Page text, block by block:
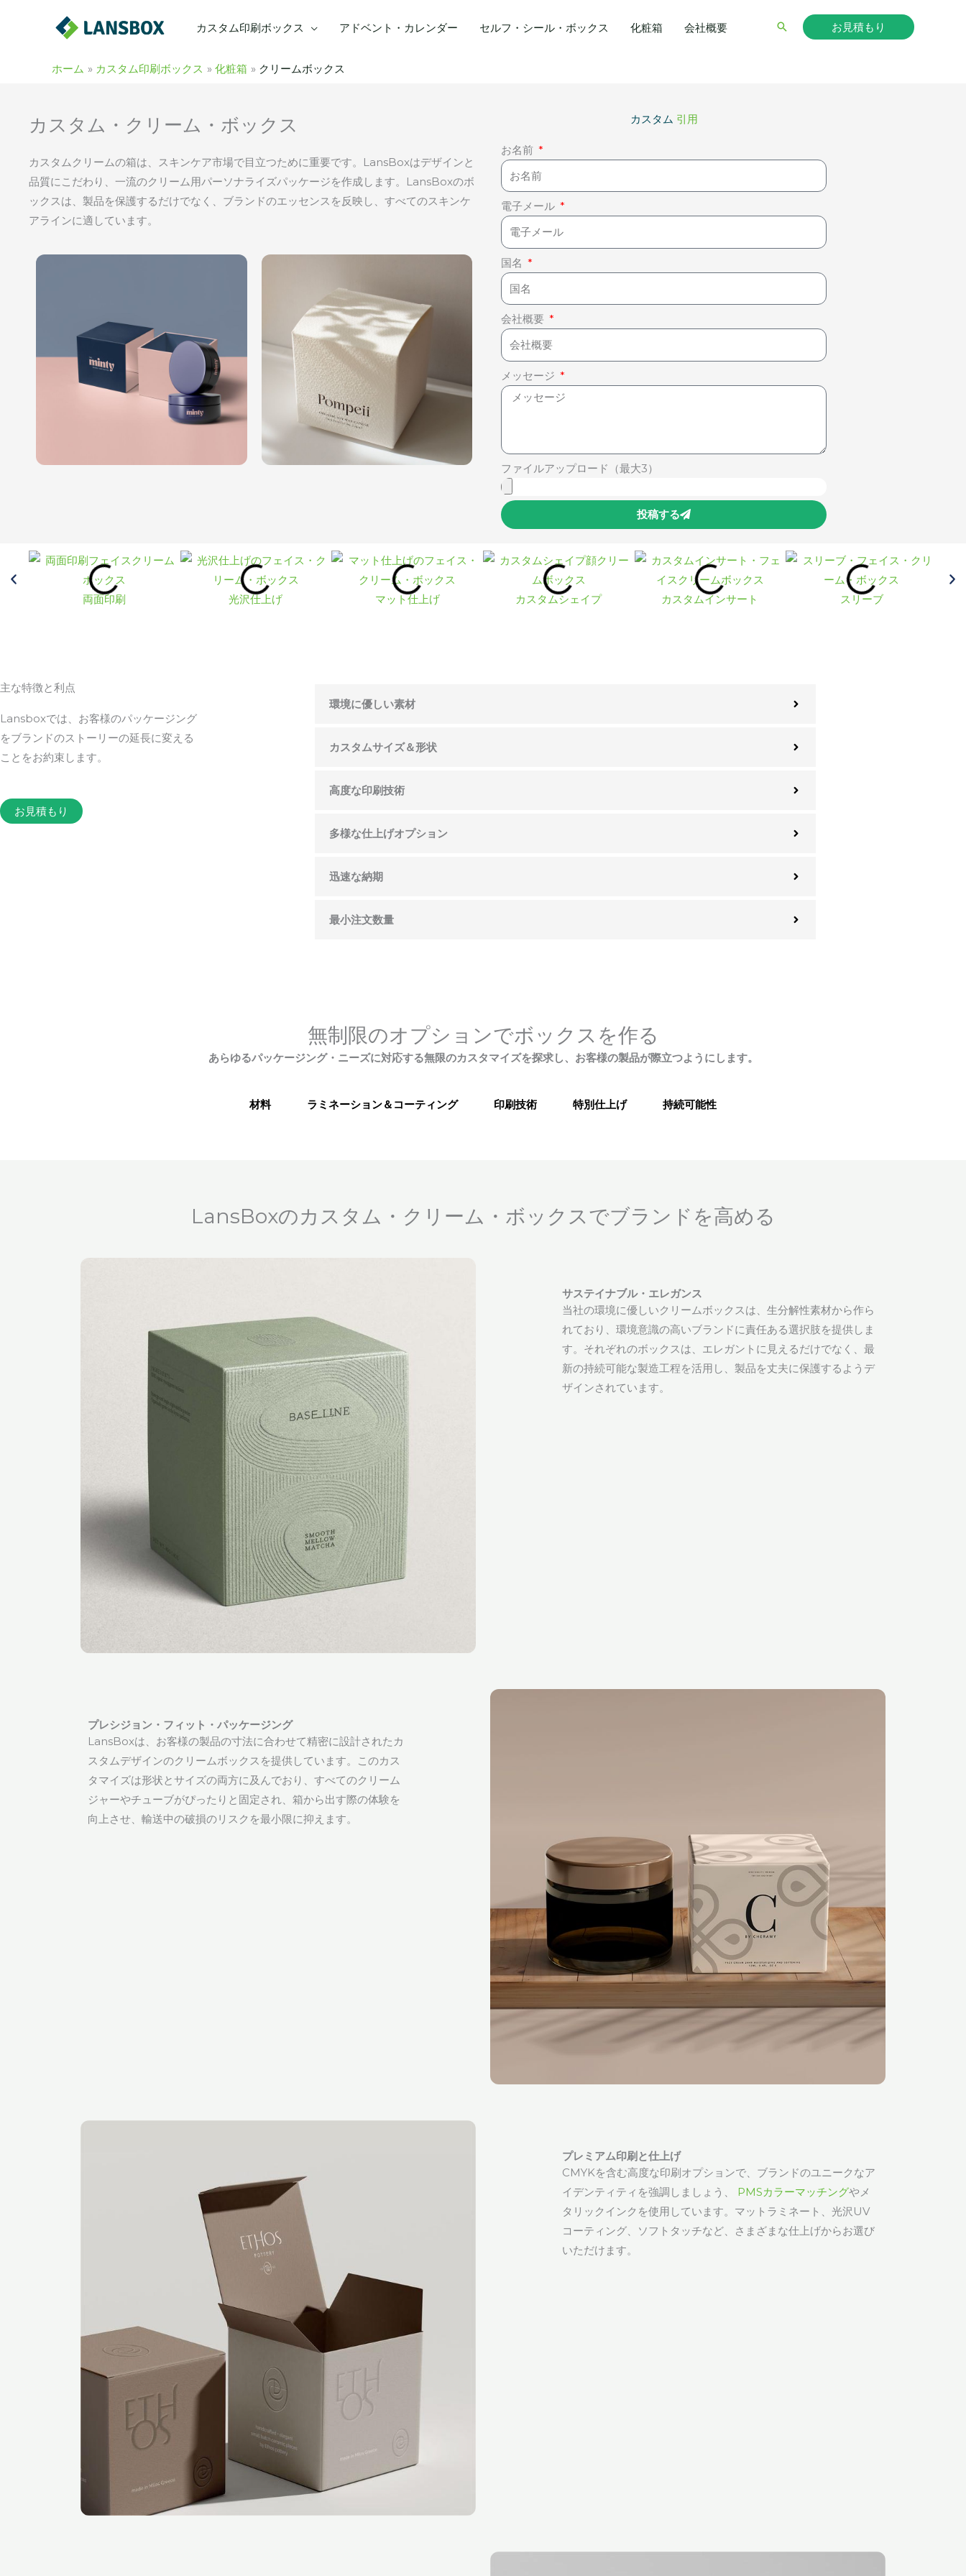
カスタム印刷ボックス アドベント・カレンダー セルフ・シール・ボックス 化粧箱 会社概要
検
お見積もり
ホーム カスタム印刷ボックス 化粧箱 クリームボックス
カスタム・クリーム・ボックス
カスタムクリームの箱は、スキンケア市場で目立つために重要です。LansBoxはデザインと
品質にこだわり、一流のクリーム用パーソナライズパッケージを作成します。LansBoxのボ
ックスは、製品を保護するだけでなく、ブランドのエッセンスを反映し、すべてのスキンケ
アラインに適しています。
カスタム 引用
お名前
電子メール
国名
会社概要
メッセージ
ファイルアップロード（最大3）
投稿する
両面印刷 光沢仕上げ マット仕上げ カスタムシェイプ カスタムインサート スリーブ
主な特徴と利点
Lansboxでは、お客様のパッケージング
をブランドのストーリーの延長に変える
ことをお約束します。
お見積もり
環境に優しい素材
カスタムサイズ＆形状
高度な印刷技術
多様な仕上げオプション
迅速な納期
最小注文数量
無制限のオプションでボックスを作る
あらゆるパッケージング・ニーズに対応する無限のカスタマイズを探求し、お客様の製品が際立つようにします。
材料 ラミネーション＆コーティング 印刷技術 特別仕上げ 持続可能性
LansBoxのカスタム・クリーム・ボックスでブランドを高める
サステイナブル・エレガンス
当社の環境に優しいクリームボックスは、生分解性素材から作ら
れており、環境意識の高いブランドに責任ある選択肢を提供しま
す。それぞれのボックスは、エレガントに見えるだけでなく、最
新の持続可能な製造工程を活用し、製品を丈夫に保護するようデ
ザインされています。
プレシジョン・フィット・パッケージング
LansBoxは、お客様の製品の寸法に合わせて精密に設計されたカ
スタムデザインのクリームボックスを提供しています。このカス
タマイズは形状とサイズの両方に及んでおり、すべてのクリーム
ジャーやチューブがぴったりと固定され、箱から出す際の体験を
向上させ、輸送中の破損のリスクを最小限に抑えます。
プレミアム印刷と仕上げ
CMYKを含む高度な印刷オプションで、ブランドのユニークなア
イデンティティを強調しましょう、 PMSカラーマッチングやメ
タリックインクを使用しています。マットラミネート、光沢UV
コーティング、ソフトタッチなど、さまざまな仕上げからお選び
いただけます。